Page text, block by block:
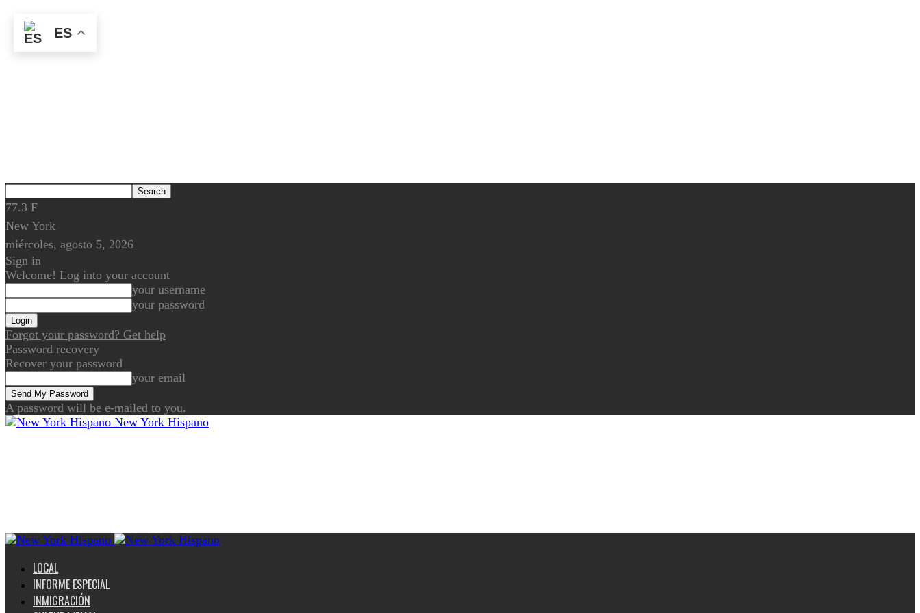
77.3 F
New York
miércoles, agosto 5, 2026
Sign in
Welcome! Log into your account
your username
your password
Forgot your password? Get help
Password recovery
Recover your password
your email
A password will be e-mailed to you.
New York Hispano
LOCAL
INFORME ESPECIAL
INMIGRACIÓN
ES